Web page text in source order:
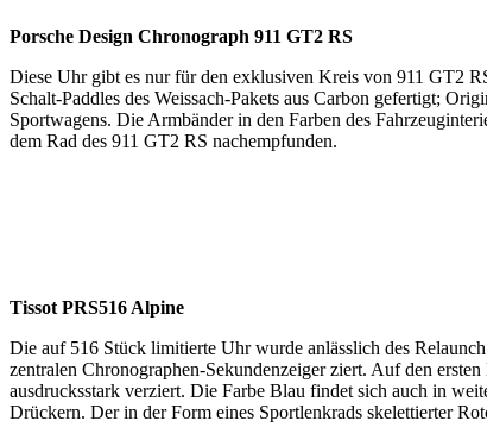
Porsche Design Chronograph 911 GT2 RS
Diese Uhr gibt es nur für den exklusiven Kreis von 911 GT2
Schalt­-Paddles des Weissach­-Pakets aus Carbon gefertigt;
Sportwagens. Die Armbänder in den Farben des
dem Rad des 911 GT2 RS nachempfunden.
Tissot PRS516 Alpine
Die auf 516 Stück limitierte Uhr wurde anlässlich des
zentralen Chronographen-Sekundenzeiger ziert. Auf den
ausdrucksstark verziert. Die Farbe Blau findet sich auch in
Drückern. Der in der Form eines Sportlenkrads skelettierter